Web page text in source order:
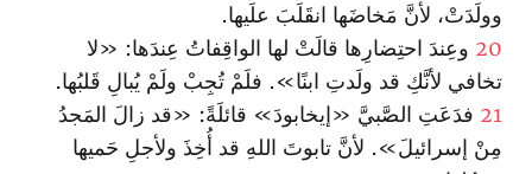
وولَدَتْ، لأنَّ مَخاضَها انقَلَبَ علَيها.
20 وعِندَ احتِضارِها قالَتْ لها الواقِفاتُ عِندَها: «لا
تخافي لأنَّكِ قد ولَدتِ ابنًا». فلَمْ تُجِبْ ولَمْ يُبالِ قَلبُها.
21 فدَعَتِ الصَّبيَّ «إيخابودَ» قائلَةً: «قد زالَ المَجدُ
مِنْ إسرائيلَ». لأنَّ تابوتَ اللهِ قد أُخِذَ ولأجلِ حَميها